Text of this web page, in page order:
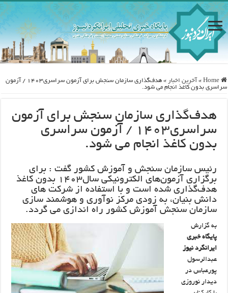
Home
» آخرین اخبار »
هدف‌گذاری سازمان سنجش برای آزمون سراسری۱۴۰۳ / آزمون
سراسری بدون کاغذ انجام می شود.
هدف‌گذاری سازمان سنجش برای آزمون
سراسری۱۴۰۳ / آزمون سراسری
بدون کاغذ انجام می شود.
رئیس سازمان سنجش و آموزش کشور گفت : برای
برگزاری آزمون‌های الکترونیکی سال۱۴۰۳ بدون کاغذ
هدف‌گذاری شده است و با استفاده از شرکت های
دانش بنیان، به زودی مرکز نوآوری و هوشمند سازی
سازمان سنجش آموزش کشور راه اندازی می‌ گردد.
به گزارش
پایگاه خبری
ایرانگرد نیوز
عبدالرسول
پورعباس در
دیدار نوروزی